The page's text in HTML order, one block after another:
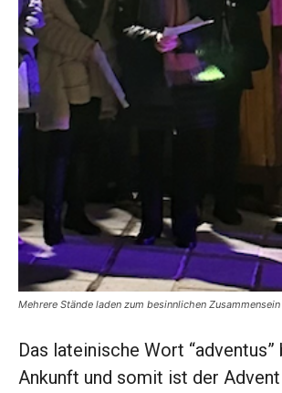
Mehrere Stände laden zum besinnlichen
Das lateinische Wort
Ankunft und somit ist der